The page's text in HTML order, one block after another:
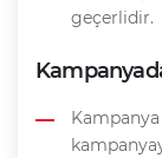
geçerlidir.